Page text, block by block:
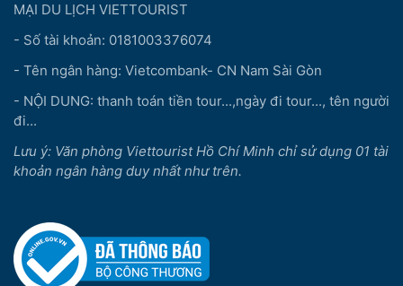
MẠI DU LỊCH VIETTOURIST
- Số tài khoản: 0181003376074
- Tên ngân hàng: Vietcombank- CN Nam Sài Gòn
- NỘI DUNG: thanh toán tiền tour...,ngày đi tour..., tên người
đi...
Lưu ý: Văn phòng Viettourist Hồ Chí Minh chỉ sử dụng 01 tài
khoản ngân hàng duy nhất như trên.